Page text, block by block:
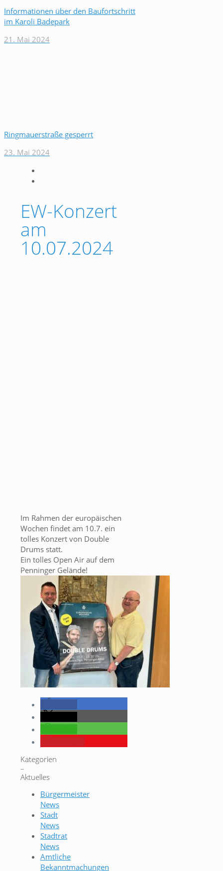
Informationen über den Baufortschritt
im Karoli Badepark
21. Mai 2024
Ringmauerstraße gesperrt
23. Mai 2024
EW-Konzert
am
10.07.2024
Im Rahmen der europäischen
Wochen findet am 10.7. ein
tolles Konzert von Double
Drums statt.
Ein tolles Open Air auf dem
Penninger Gelände!
Kategorien
–
Aktuelles
Bürgermeister
News
Stadt
News
Stadtrat
News
Amtliche
Bekanntmachungen